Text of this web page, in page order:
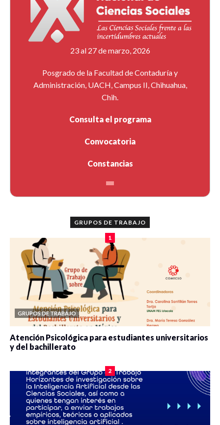
23 al 27 de marzo, 2026
Posgrado de la Facultad de Contaduría y
Administración, UACH, Campus II, Chihuahua,
Chih.
Consulta el programa
Convocatoria
Constancias
GRUPOS DE TRABAJO
1
GRUPOS DE TRABAJO
Atención Psicológica para estudiantes universitarios
y del bachillerato
2